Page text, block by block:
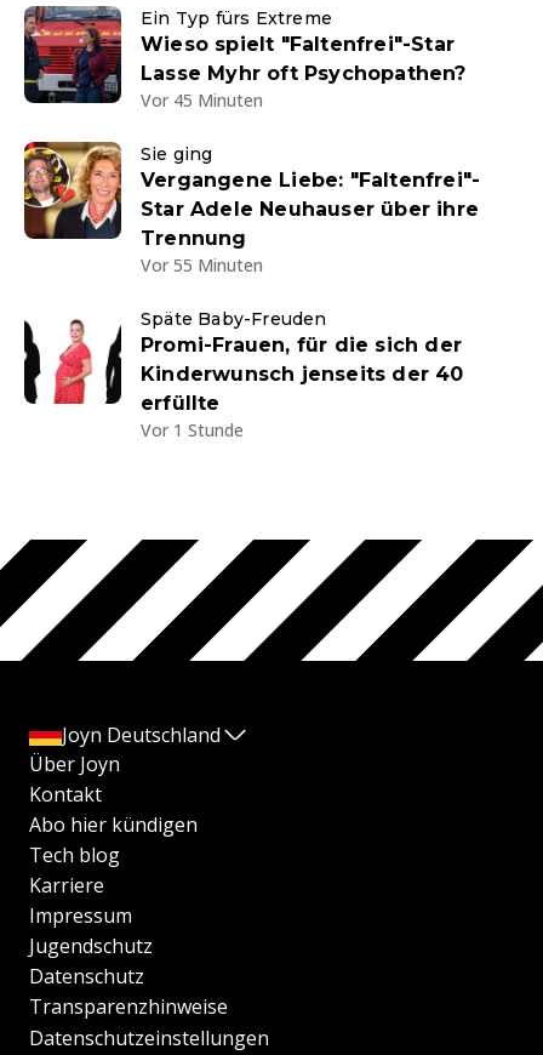
Ein Typ fürs Extreme
Wieso spielt "Faltenfrei"-Star
Lasse Myhr oft Psychopathen?
Vor 45 Minuten
Sie ging
Vergangene Liebe: "Faltenfrei"-
Star Adele Neuhauser über ihre
Trennung
Vor 55 Minuten
Späte Baby-Freuden
Promi-Frauen, für die sich der
Kinderwunsch jenseits der 40
erfüllte
Vor 1 Stunde
Joyn Deutschland
Über Joyn
Kontakt
Abo hier kündigen
Tech blog
Karriere
Impressum
Jugendschutz
Datenschutz
Transparenzhinweise
Datenschutzeinstellungen